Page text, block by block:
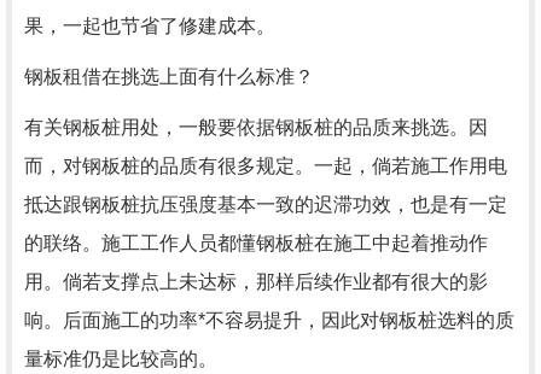
果，一起也节省了修建成本。
钢板租借在挑选上面有什么标准？
有关钢板桩用处，一般要依据钢板桩的品质来挑选。因
而，对钢板桩的品质有很多规定。一起，倘若施工作用电
抵达跟钢板桩抗压强度基本一致的迟滞功效，也是有一定
的联络。施工工作人员都懂钢板桩在施工中起着推动作
用。倘若支撑点上未达标，那样后续作业都有很大的影
响。后面施工的功率*不容易提升，因此对钢板桩选料的质
量标准仍是比较高的。